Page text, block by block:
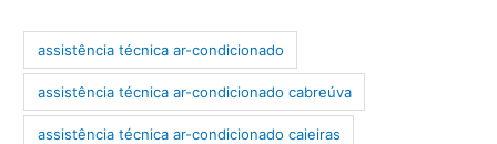
assistência técnica ar-condicionado
assistência técnica ar-condicionado cabreúva
assistência técnica ar-condicionado caieiras